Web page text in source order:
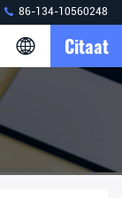
86-134-10560248
Citaat